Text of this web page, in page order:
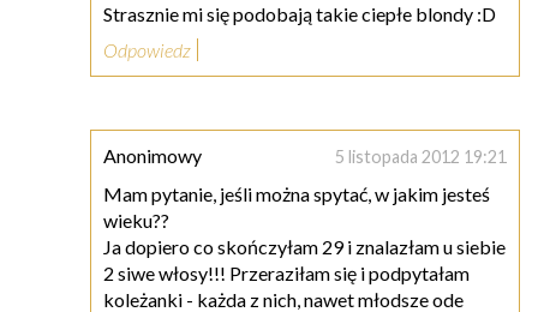
Strasznie mi się podobają takie ciepłe blondy :D
Odpowiedz
Anonimowy 5 listopada 2012 19:21
Mam pytanie, jeśli można spytać, w jakim jesteś
wieku??
Ja dopiero co skończyłam 29 i znalazłam u siebie
2 siwe włosy!!! Przeraziłam się i podpytałam
koleżanki - każda z nich, nawet młodsze ode